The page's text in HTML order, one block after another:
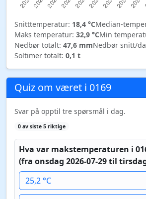
Snitttemperatur: 18,4 °CMedian-
Maks temperatur: 32,9 °CMin
Nedbør totalt: 47,6 mmNedbør snitt/
Soltimer totalt: 0,1 t
Quiz om været i 0169
Svar på opptil tre spørsmål i dag.
0 av siste 5 riktige
Hva var makstemperaturen i
(fra onsdag 2026-07-29 til
25,2 °C